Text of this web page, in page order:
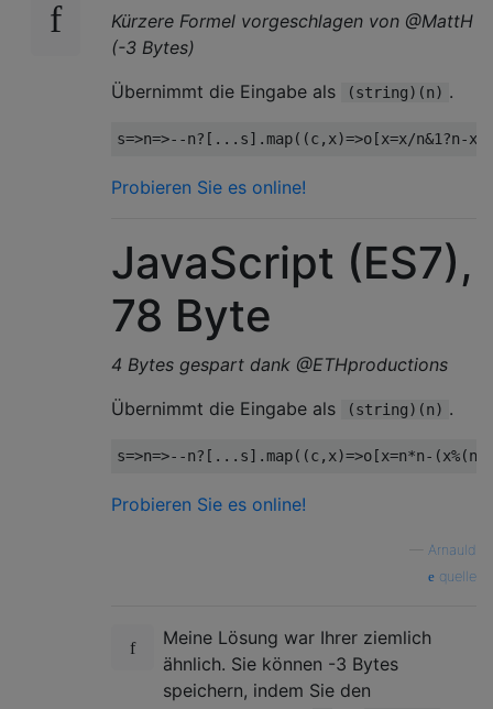
Kürzere Formel vorgeschlagen von @MattH
(-3 Bytes)
Übernimmt die Eingabe als
(string)(n) .
s=>n=>--n?[... s].map((c , x)=>o [x=x/n&1?n-x
Probieren Sie es online!
JavaScript (ES7),
78 Byte
4 Bytes gespart dank @ETHproductions
Übernimmt die Eingabe als
(string)(n) .
s=>n=>--n?[... s].map((c , x)=>o [x=n*n-(x%(n
Probieren Sie es online!
Arnauld
quelle
Meine Lösung war Ihrer ziemlich
ähnlich. Sie können -3 Bytes
speichern, indem Sie den